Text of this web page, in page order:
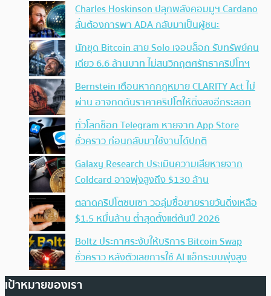
Charles Hoskinson ปลุกพลังคอมมูฯ Cardano
ลั่นต้องการพา ADA กลับมาเป็นผู้ชนะ
นักขุด Bitcoin สาย Solo เจอบล็อก รับทรัพย์คน
เดียว 6.6 ล้านบาท ไม่สนวิกฤตศรัทธาคริปโทฯ
Bernstein เตือนหากกฎหมาย CLARITY Act ไม่
ผ่าน อาจกดดันราคาคริปโตให้ดิ่งลงอีกระลอก
ทั่วโลกช็อก Telegram หายจาก App Store
ชั่วคราว ก่อนกลับมาใช้งานได้ปกติ
Galaxy Research ประเมินความเสียหายจาก
Coldcard อาจพุ่งสูงถึง $130 ล้าน
ตลาดคริปโตซบเซา วอลุ่มซื้อขายรายวันดิ่งเหลือ
$1.5 หมื่นล้าน ต่ำสุดตั้งแต่ต้นปี 2026
Boltz ประกาศระงับให้บริการ Bitcoin Swap
ชั่วคราว หลังตัวเลขการใช้ AI แฮ็กระบบพุ่งสูง
เป้าหมายของเรา